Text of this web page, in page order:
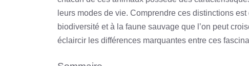
leurs modes de vie. Comprendre ces distinctions
biodiversité et à la faune sauvage que l’on peut
éclaircir les différences marquantes entre ces